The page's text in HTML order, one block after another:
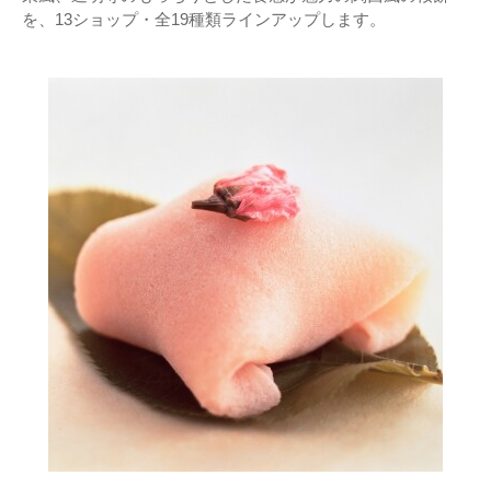
を、13ショップ・全19種類ラインアップします。